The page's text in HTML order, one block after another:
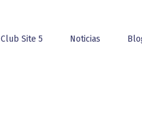
Club Site 5 Noticias